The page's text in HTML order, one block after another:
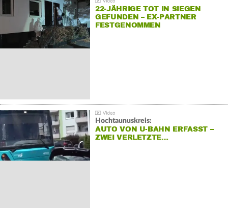
22-JÄHRIGE TOT IN SIEGEN
GEFUNDEN – EX-PARTNER
FESTGENOMMEN
Hochtaunuskreis:
AUTO VON U-BAHN ERFASST –
ZWEI VERLETZTE…